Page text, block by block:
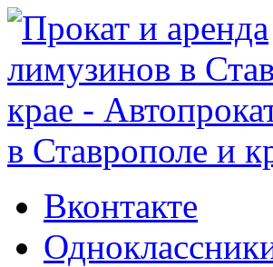
в Ставрополе и
Вконтакте